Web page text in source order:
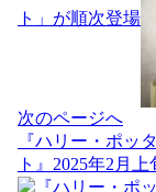
シト」が順次登場
次のページへ
『ハリー・ポッ
ト』2025年2月